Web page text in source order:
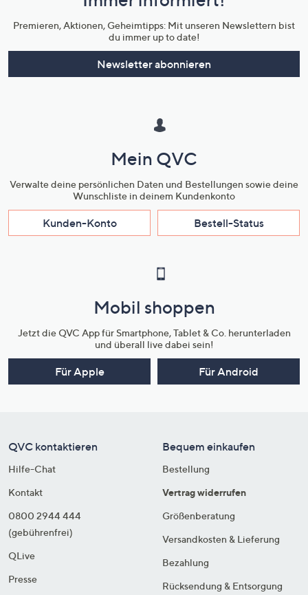
Unternehmensinformationen
Premieren, Aktionen, Geheimtipps: Mit unseren Newslettern bist
du immer up to date!
Newsletter abonnieren
Mein QVC
Verwalte deine persönlichen Daten und Bestellungen sowie deine
Wunschliste in deinem Kundenkonto
Kunden-Konto Bestell-Status
Mobil shoppen
Jetzt die QVC App für Smartphone, Tablet & Co. herunterladen
und überall live dabei sein!
Für Apple Für Android
QVC kontaktieren
Hilfe-Chat
Kontakt
0800 2944 444
(gebührenfrei)
QLive
Presse
Bequem einkaufen
Bestellung
Vertrag widerrufen
Größenberatung
Versandkosten & Lieferung
Bezahlung
Rücksendung & Entsorgung